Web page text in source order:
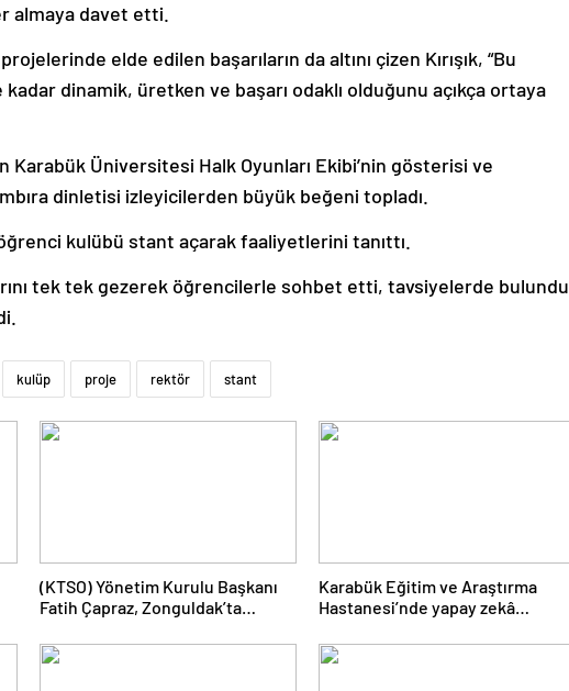
almaya davet etti.
elde edilen başarıların da altını çizen Kırışık, “Bu
dinamik, üretken ve başarı odaklı olduğunu açıkça ortaya
Karabük Üniversitesi Halk Oyunları Ekibi’nin gösterisi ve
dinletisi izleyicilerden büyük beğeni topladı.
kulübü stant açarak faaliyetlerini tanıttı.
tek tek gezerek öğrencilerle sohbet etti, tavsiyelerde bulundu
kulüp proje rektör stant
(KTSO) Yönetim Kurulu Başkanı
Fatih Çapraz, Zonguldak’ta
Lojistikte Yeni Ufuklar
Sempozyumu”na katıldı.
Karabük Eğitim ve Araştırma
Hastanesi’nde yapay zekâ